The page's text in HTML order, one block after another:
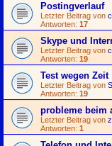
Postingverlauf
Letzter Beitrag von
Antworten: 17
Skype und
Letzter Beitrag von
Antworten: 19
Test wegen Zeit
Letzter Beitrag von
Antworten: 19
probleme beim
Letzter Beitrag von
Antworten: 1